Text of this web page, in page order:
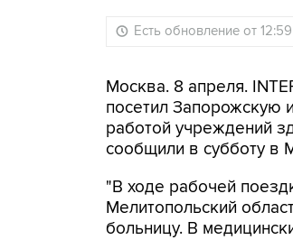
Есть обновление от 12:59
Москва. 8 апреля.
посетил Запорожскую
работой учреждений
сообщили в субботу в
"В ходе рабочей
Мелитопольский
больницу. В